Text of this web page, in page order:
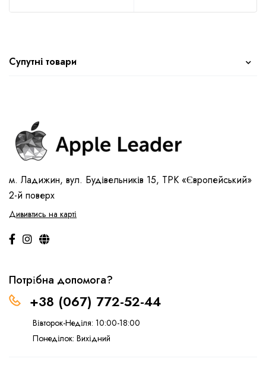
Супутні товари
м. Ладижин, вул. Будівельників 15, ТРК «Європейський»
2-й поверх
Дививтись на карті
Потрібна допомога?
+38 (067) 772-52-44
Вівторок-Неділя: 10:00-18:00
Понеділок: Вихідний